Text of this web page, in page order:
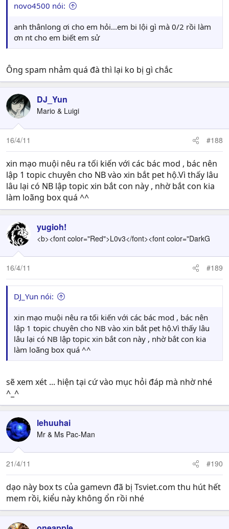
novo4500 nói:
anh thânlong ơi cho em hỏi...em bi lội gì mà 0/2 rồi làm
ơn nt cho em biết em sử
Ông spam nhảm quá đà thì lại ko bị gì chắc
DJ_Yun
Mario & Luigi
16/4/11 #188
xin mạo muội nêu ra tối kiến với các bác mod , bác nên
lập 1 topic chuyên cho NB vào xin bắt pet hộ.Vì thấy lâu
lâu lại có NB lập topic xin bắt con này , nhờ bắt con kia
làm loãng box quá ^^
yugioh!
<b><font color="Red">L0v3</font><font color="DarkG
16/4/11 #189
DJ_Yun nói:
xin mạo muội nêu ra tối kiến với các bác mod , bác nên
lập 1 topic chuyên cho NB vào xin bắt pet hộ.Vì thấy lâu
lâu lại có NB lập topic xin bắt con này , nhờ bắt con kia
làm loãng box quá ^^
sẽ xem xét ... hiện tại cứ vào mục hỏi đáp mà nhờ nhé
^_^
lehuuhai
Mr & Ms Pac-Man
21/4/11 #190
dạo này box ts của gamevn đã bị Tsviet.com thu hút hết
mem rồi, kiểu này không ổn rồi nhé